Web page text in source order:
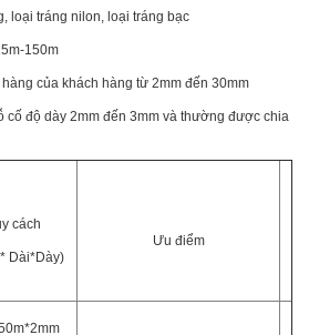
loại tráng nilon, loại tráng bạc
150m
của khách hàng từ 2mm đến 30mm
cố độ dày 2mm đến 3mm và thường được chia
cách
Dài*Dày)
Ưu điểm